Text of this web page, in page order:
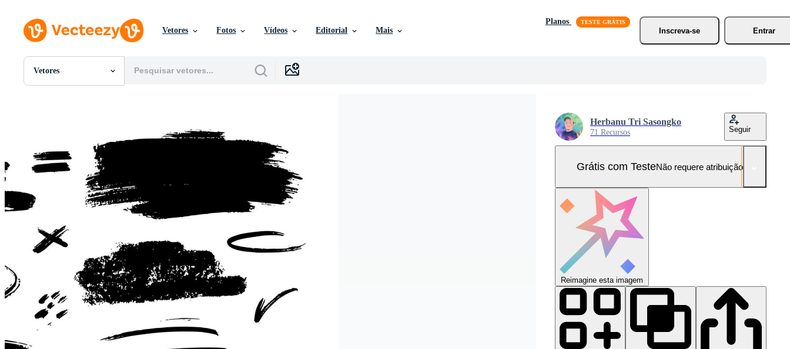
Vetores Fotos Vídeos Editorial Mais
Planos
Inscreva-se
Entrar
Vetores
Todas Imagens
Vetores
Videos
Motion graphics
Imagens Editoriais
Eventos Editoriais
Herbanu Tri Sasongko
71 Recursos Seguir
Grátis com TesteNão requere atribuição!
Reimagine esta imagem